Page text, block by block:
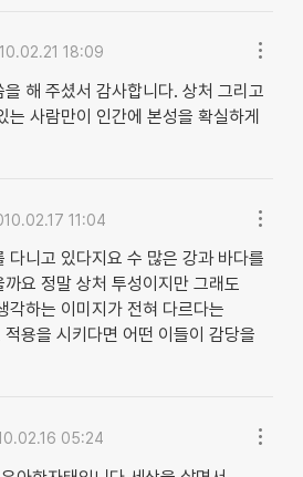
18:09
해 주셨서 감사합니다. 상처 그리고
는 사람만이 인간에 본성을 확실하게
11:04
다니고 있다지요 수 많은 강과 바다를
요 정말 상처 투성이지만 그래도
각하는 이미지가 전혀 다르다는
용을 시키다면 어떤 이들이 감당을
05:24